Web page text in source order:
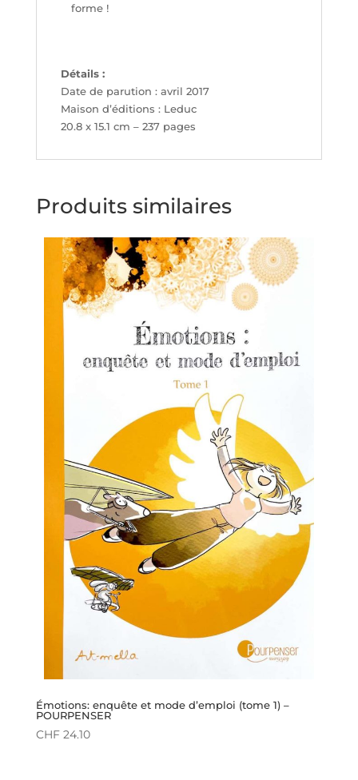
forme !
Détails :
Date de parution : avril 2017
Maison d’éditions : Leduc
20.8 x 15.1 cm – 237 pages
Produits similaires
Émotions: enquête et mode d’emploi (tome 1) –
POURPENSER
CHF24.10